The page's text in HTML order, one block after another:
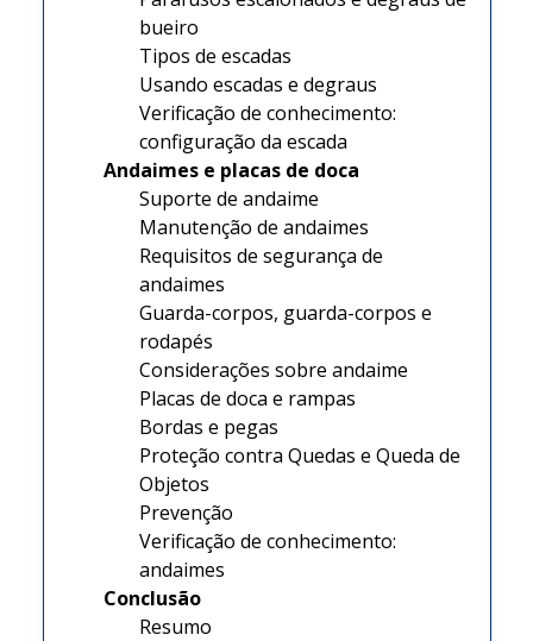
bueiro
Tipos de escadas
Usando escadas e degraus
Verificação de conhecimento:
configuração da escada
Andaimes e placas de doca
Suporte de andaime
Manutenção de andaimes
Requisitos de segurança de
andaimes
Guarda-corpos, guarda-corpos e
rodapés
Considerações sobre andaime
Placas de doca e rampas
Bordas e pegas
Proteção contra Quedas e Queda de
Objetos
Prevenção
Verificação de conhecimento:
andaimes
Conclusão
Resumo